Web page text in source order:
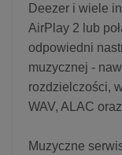
Deezer i wiele
AirPlay 2 lub
odpowiedni
muzycznej -
rozdzielczości,
WAV, ALAC
Muzyczne